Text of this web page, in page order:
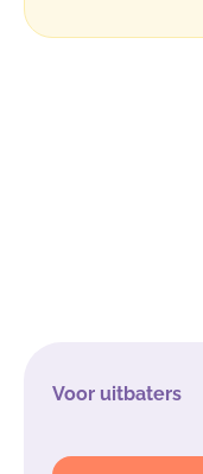
Voor uitbaters